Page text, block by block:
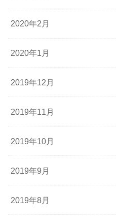
2020年2月
2020年1月
2019年12月
2019年11月
2019年10月
2019年9月
2019年8月